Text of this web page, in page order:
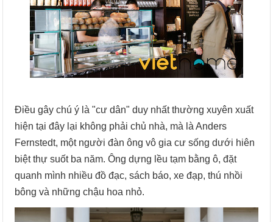
Điều gây chú ý là "cư dân" duy nhất thường xuyên xuất
hiện tại đây lại không phải chủ nhà, mà là Anders
Fernstedt, một người đàn ông vô gia cư sống dưới hiên
biệt thự suốt ba năm. Ông dựng lều tạm bằng ô, đặt
quanh mình nhiều đồ đạc, sách báo, xe đạp, thú nhồi
bông và những chậu hoa nhỏ.